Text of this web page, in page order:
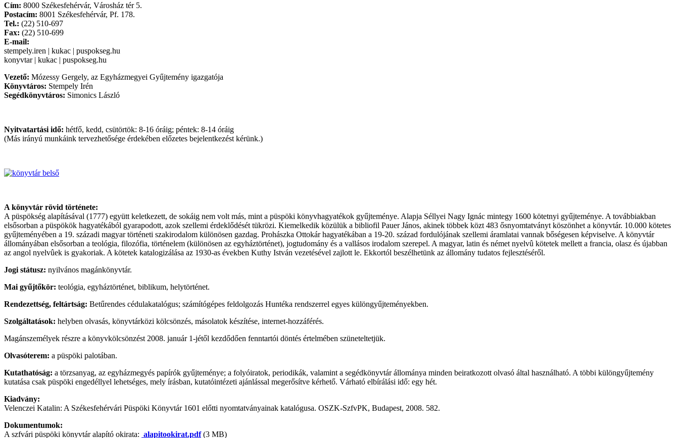
Cím: 8000 Székesfehérvár, Városház tér 5.
Postacím: 8001 Székesfehérvár, Pf. 178.
Tel.: (22) 510-697
Fax: (22) 510-699
E-mail:
stempely.iren | kukac | puspokseg.hu
konyvtar | kukac | puspokseg.hu
Vezető: Mózessy Gergely, az Egyházmegyei Gyűjtemény igazgatója
Könyvtáros: Stempely Irén
Segédkönyvtáros: Simonics László
Nyitvatartási idő: hétfő, kedd, csütörtök: 8-16 óráig; péntek: 8-14 óráig
(Más irányú munkáink tervezhetősége érdekében előzetes bejelentkezést kérünk.)
A könyvtár rövid története:
A püspökség alapításával (1777) együtt keletkezett, de sokáig nem volt más, mint a püspöki könyvhagyatékok gyűjteménye. Alapja Séllyei Nagy Ignác mintegy 1600 kötetnyi gyűjteménye. A továbbiakban
elsősorban a püspökök hagyatékából gyarapodott, azok szellemi érdeklődését tükrözi. Kiemelkedik közülük a bibliofil Pauer János, akinek többek közt 483 ősnyomtatványt köszönhet a könyvtár. 10.000 kötetes
gyűjteményében a 19. századi magyar történeti szakirodalom különösen gazdag. Prohászka Ottokár hagyatékában a 19-20. század fordulójának szellemi áramlatai vannak bőségesen képviselve. A könyvtár
állományában elsősorban a teológia, filozófia, történelem (különösen az egyháztörténet), jogtudomány és a vallásos irodalom szerepel. A magyar, latin és német nyelvû kötetek mellett a francia, olasz és újabban
az angol nyelvûek is gyakoriak. A kötetek katalogizálása az 1930-as években Kuthy István vezetésével zajlott le. Ekkortól beszélhetünk az állomány tudatos fejlesztéséről.
Jogi státusz: nyilvános magánkönyvtár.
Mai gyűjtőkör: teológia, egyháztörténet, biblikum, helytörténet.
Rendezettség, feltártság: Betűrendes cédulakatalógus; számítógépes feldolgozás Huntéka rendszerrel egyes különgyűjteményekben.
Szolgáltatások: helyben olvasás, könyvtárközi kölcsönzés, másolatok készítése, internet-hozzáférés.
Magánszemélyek részre a könyvkölcsönzést 2008. január 1-jétől kezdődően fenntartói döntés értelmében szüneteltetjük.
Olvasóterem: a püspöki palotában.
Kutathatóság: a törzsanyag, az egyházmegyés papírók gyűjteménye; a folyóiratok, periodikák, valamint a segédkönyvtár állománya minden beiratkozott olvasó által használható. A többi különgyűjtemény
kutatása csak püspöki engedéllyel lehetséges, mely írásban, kutatóintézeti ajánlással megerősítve kérhető. Várható elbírálási idő: egy hét.
Kiadvány:
Velenczei Katalin: A Székesfehérvári Püspöki Könyvtár 1601 előtti nyomtatványainak katalógusa. OSZK-SzfvPK, Budapest, 2008. 582.
Dokumentumok:
A szfvári püspöki könyvtár alapító okirata: alapitookirat.pdf(3 MB)